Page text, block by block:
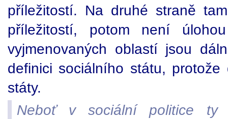
příležitostí. Na druhé straně
příležitostí, potom není
vyjmenovaných oblastí jsou
definici sociálního státu,
státy.
Neboť v sociální politice ty